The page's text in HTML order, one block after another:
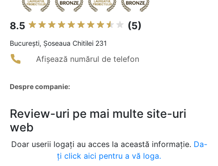
8.5 (5)
Bucureşti, Șoseaua Chitilei 231
Afișează numărul de telefon
Despre companie:
Review-uri pe mai multe site-uri
web
Doar userii logați au acces la această informație. Da-
ți click aici pentru a vă loga.